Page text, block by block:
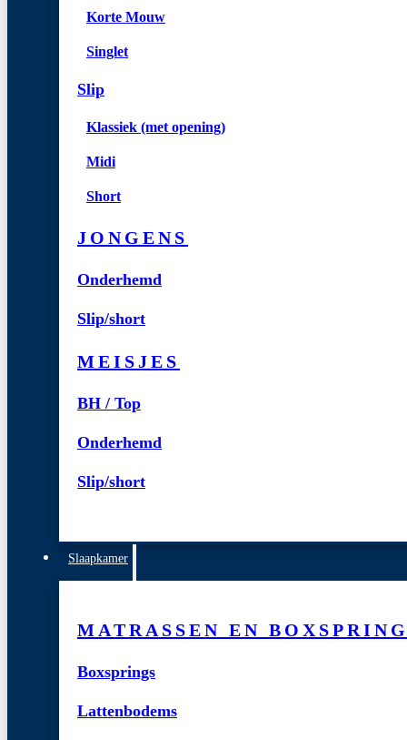
Korte Mouw
Singlet
Slip
Klassiek (met opening)
Midi
Short
JONGENS
Onderhemd
Slip/short
MEISJES
BH / Top
Onderhemd
Slip/short
Slaapkamer
MATRASSEN EN
Boxsprings
Lattenbodems